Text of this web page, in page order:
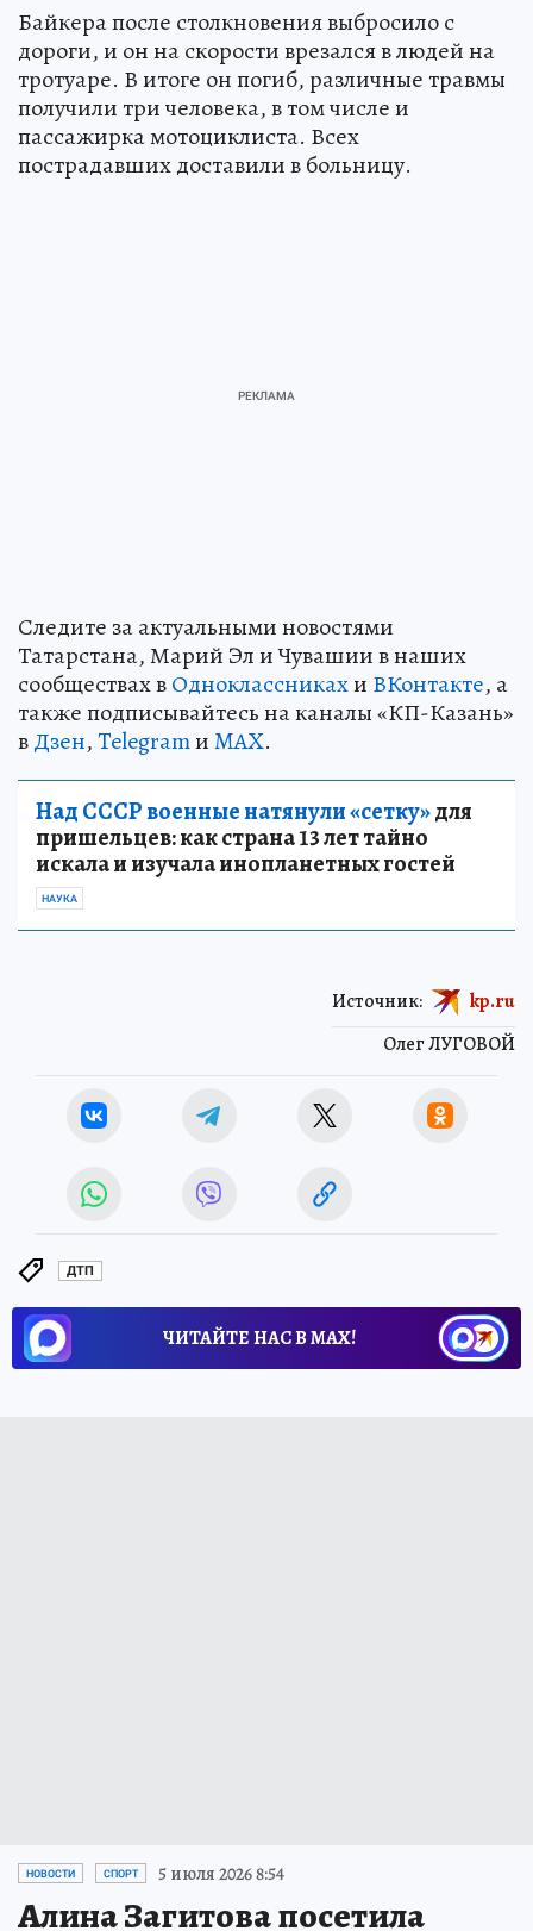
Байкера после столкновения выбросило с
дороги, и он на скорости врезался в людей на
тротуаре. В итоге он погиб, различные травмы
получили три человека, в том числе и
пассажирка мотоциклиста. Всех
пострадавших доставили в больницу.
Следите за актуальными новостями
Татарстана, Марий Эл и Чувашии в наших
сообществах вОдноклассникахи ВКонтакте, а
также подписывайтесь на каналы «КП-Казань»
вДзен,TelegramиMAX.
Над СССР военные натянули «сетку»для
пришельцев: как страна 13 лет тайно
искала и изучала инопланетных гостей
НАУКА
Олег ЛУГОВОЙ
Источник: kp.ru
ДТП
ЧИТАЙТЕ НАС В МАХ!
НОВОСТИ СПОРТ 5 июля 2026 8:54
Алина Загитова посетила